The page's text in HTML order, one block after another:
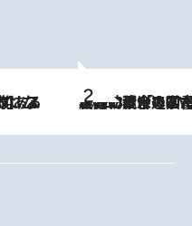
2026.8.3
慶應幼稚舎の図書室からテレビの世界に飛び込んだ阿川佐和子（72）